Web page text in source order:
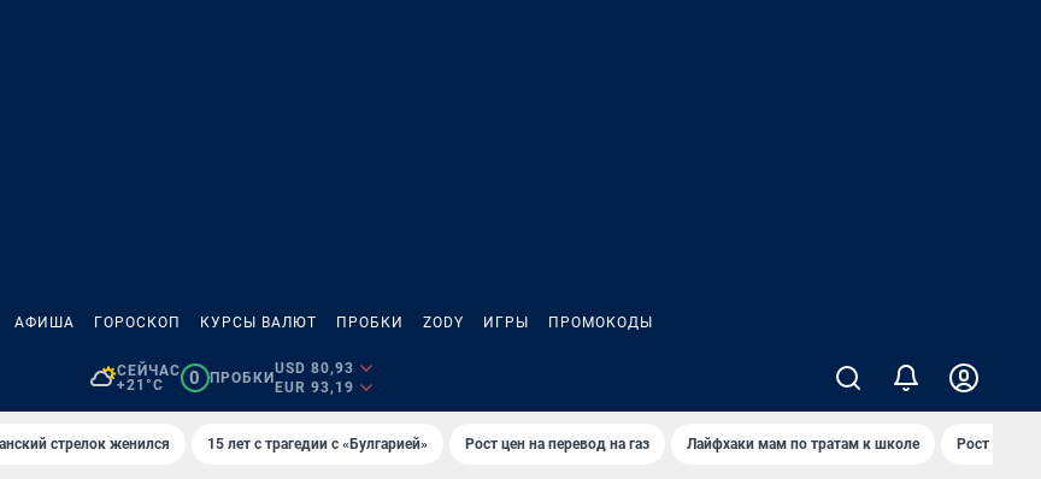
АФИША ГОРОСКОП КУРСЫ ВАЛЮТ ПРОБКИ ZODY ИГРЫ ПРОМОКОДЫ
СЕЙЧАС
+21°C
0 ПРОБКИ
USD 80,93
EUR 93,19
стрелок женился 15 лет с трагедии с «Булгарией» Рост цен на перевод на газ Лайфхаки мам по тратам к школе Рост цен на